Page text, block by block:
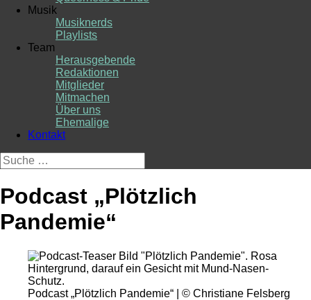
Musik
Musiknerds
Playlists
Team
Herausgebende
Redaktionen
Mitglieder
Mitmachen
Über uns
Ehemalige
Kontakt
Suche
nach:
Podcast „Plötzlich
Pandemie“
Podcast „Plötzlich Pandemie“ | © Christiane Felsberg